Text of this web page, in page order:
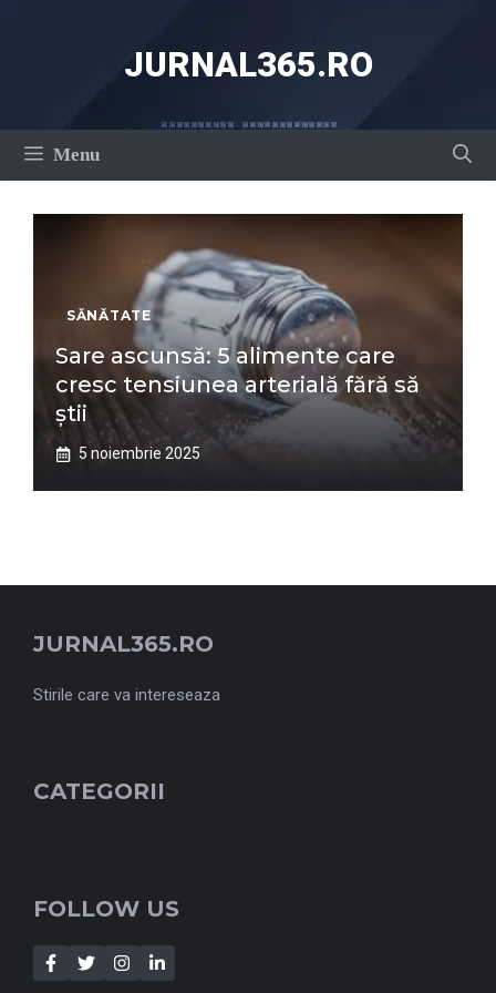
JURNAL365.RO
Menu
SĂNĂTATE
Sare ascunsă: 5 alimente care
cresc tensiunea arterială fără să
știi
5 noiembrie 2025
JURNAL365.RO
Stirile care va intereseaza
CATEGORII
FOLLOW US